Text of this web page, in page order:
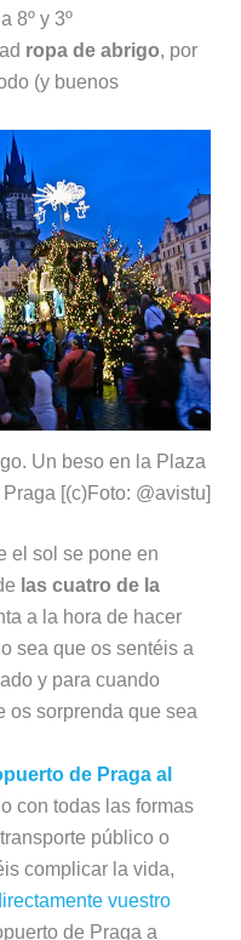
8º y 3º
ropa de abrigo, por
(y buenos
Un beso en la Plaza
[(c)Foto: @avistu]
el sol se pone en
las cuatro de la
a la hora de hacer
sea que os sentéis a
y para cuando
os sorprenda que sea
de Praga al
con todas las formas
público o
complicar la vida,
vuestro
de Praga a